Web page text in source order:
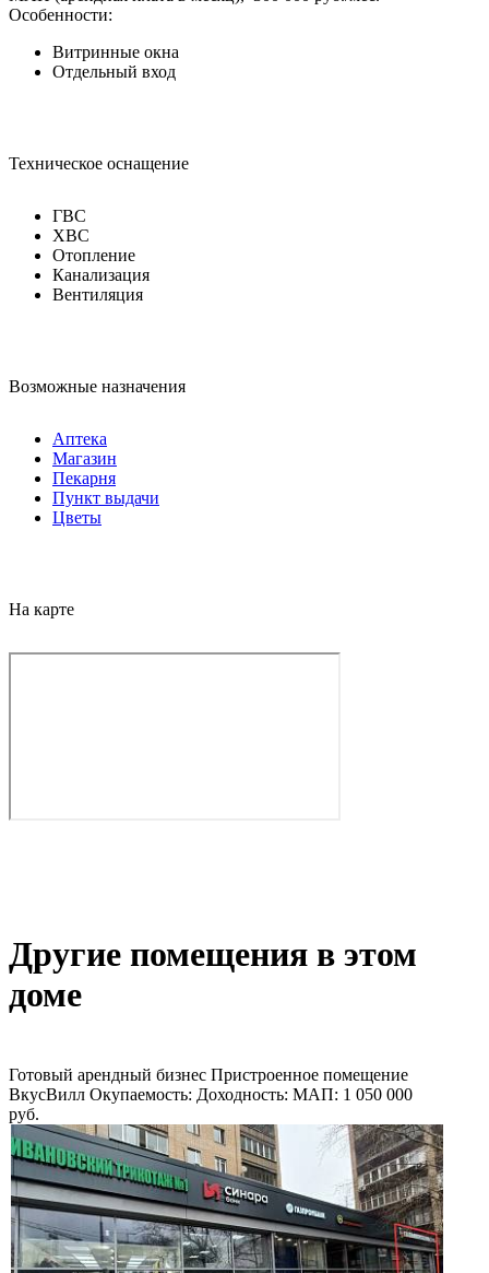
Особенности:
Витринные окна
Отдельный вход
Техническое оснащение
ГВС
ХВС
Отопление
Канализация
Вентиляция
Возможные назначения
Аптека
Магазин
Пекарня
Пункт выдачи
Цветы
На карте
Другие помещения в этом
доме
Готовый арендный бизнес Пристроенное помещение
ВкусВилл Окупаемость: Доходность: МАП: 1 050 000
руб.